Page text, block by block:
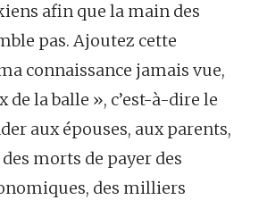
afin que la main des
pas. Ajoutez cette
connaissance jamais vue,
de la balle », c’est-à-dire le
aux épouses, aux parents,
morts de payer des
des milliers